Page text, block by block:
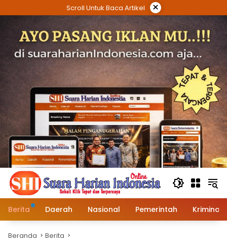
ke
Scroll Untuk Baca Artikel ×
Berita Daerah Nasional Pemerintah Kriminal
Beranda Berita